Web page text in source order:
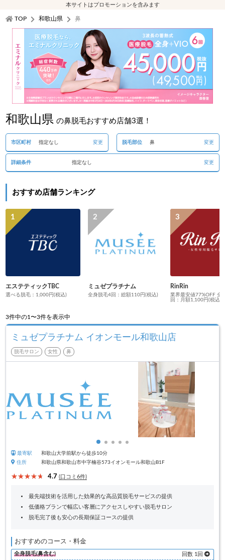
本サイトはプロモーションを含みます
TOP 和歌山県 鼻
和歌山県 の鼻脱毛おすすめ店舗3選！
市区町村 指定なし 変更 脱毛部位 鼻 変更
詳細条件 指定なし 変更
おすすめ店舗ランキング
エステティックTBC
選べる脱毛：1,000円(税込)
ミュゼプラチナム
全身脱毛4回：総額110円(税込)
RinRin
業界最安値77%OFF 全
回：月額1,100円(税込)
3件中の1〜3件を表示中
ミュゼプラチナム イオンモール和歌山店
脱毛サロン 女性 鼻
最寄駅
和歌山大学前駅から徒歩10分
住所
和歌山県和歌山市中字楠谷573イオンモール和歌山B1F
4.7 (口コミ6件)
最先端技術を活用した効果的な高品質脱毛サービスの提供
低価格プランで幅広い客層にアクセスしやすい脱毛サロン
脱毛完了後も安心の長期保証コースの提供
おすすめのコース・料金
全身脱毛(鼻含む) 回数 1回